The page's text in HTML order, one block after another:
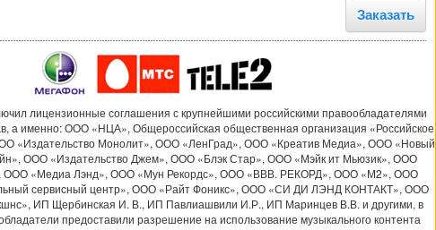
Заказать
лицензионные соглашения с крупнейшими российскими правообладателями
а именно: ООО «НЦА», Общероссийская общественная организация «Российское
«Издательство Монолит», ООО «ЛенГрад», ООО «Креатив Медиа», ООО «Новый
ООО «Издательство Джем», ООО «Блэк Стар», ООО «Мэйк ит Мьюзик», ООО
ООО «Медиа Лэнд», ООО «Мун Рекордс», ООО «ВВВ. РЕКОРД», ООО «М2», ООО
сервисный центр», ООО «Райт Фоникс», ООО «СИ ДИ ЛЭНД КОНТАКТ», ООО
ИП Щербинская И. В., ИП Павлиашвили И.Р., ИП Маринцев В.В. и другими, в
предоставили разрешение на использование музыкального контента